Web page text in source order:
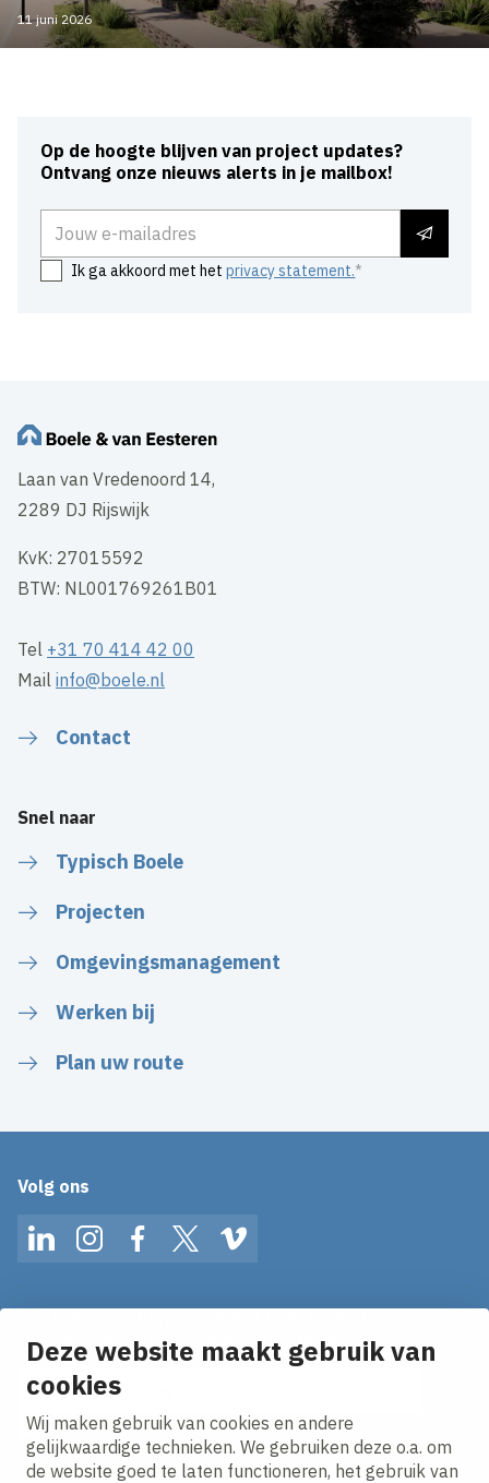
Deze website maakt gebruik van
cookies
Wij maken gebruik van cookies en andere
gelijkwaardige technieken. We gebruiken deze o.a. om
de website goed te laten functioneren, het gebruik van
11 juni 2026
Op de hoogte blijven van project updates?
Ontvang onze nieuws alerts in je mailbox!
Ik ga akkoord met hetprivacy statement.
Laan van Vredenoord 14,
2289 DJ Rijswijk
KvK: 27015592
BTW: NL001769261B01
Tel +31 70 414 42 00
Mailinfo@boele.nl
Contact
Snel naar
Typisch Boele
Projecten
Omgevingsmanagement
Werken bij
Plan uw route
Volg ons
LinkedInInstagramFacebookTwitterVimeo
Ontvang onze nieuws alerts in je mailbox!
E-mailadres
Ik ga akkoord met hetprivacy statement.